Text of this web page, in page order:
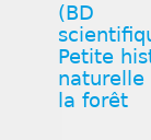
(BD
Petite
naturelle
la forêt